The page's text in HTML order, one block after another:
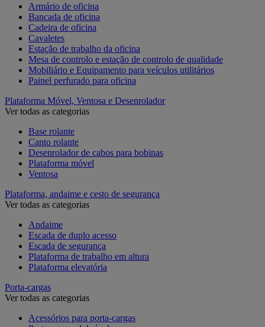
Armário de oficina
Bancada de oficina
Cadeira de oficina
Cavaletes
Estação de trabalho da oficina
Mesa de controlo e estação de controlo de qualidade
Mobiliário e Equipamento para veículos utilitários
Painel perfurado para oficina
Plataforma Móvel, Ventosa e Desenrolador
Ver todas as categorias
Base rolante
Canto rolante
Desenrolador de cabos para bobinas
Plataforma móvel
Ventosa
Plataforma, andaime e cesto de segurança
Ver todas as categorias
Andaime
Escada de duplo acesso
Escada de segurança
Plataforma de trabalho em altura
Plataforma elevatória
Porta-cargas
Ver todas as categorias
Acessórios para porta-cargas